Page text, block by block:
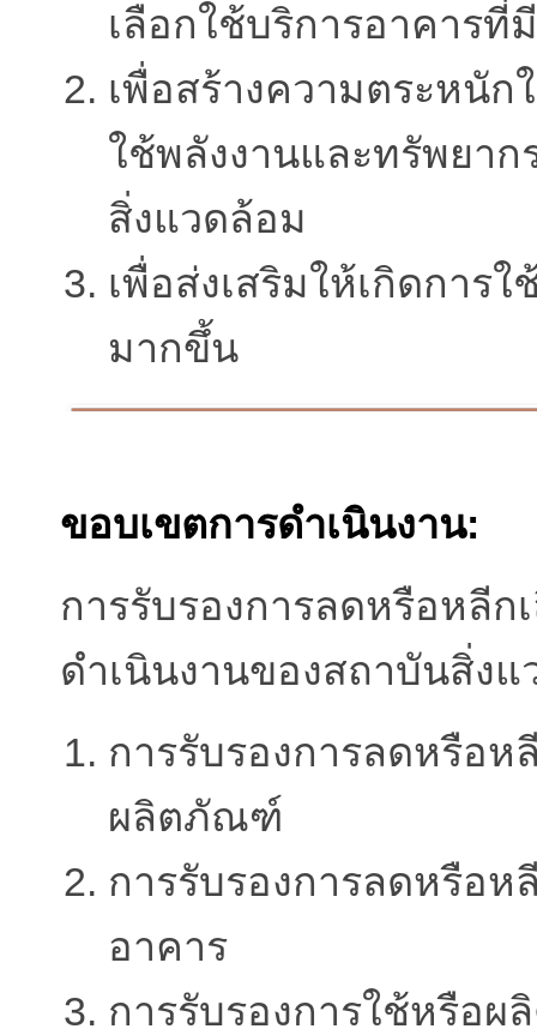
เลือกใช้บริการอาคาร
เพื่อสร้างความตระหนั
ใช้พลังงานและทรัพยา
สิ่งแวดล้อม
เพื่อส่งเสริมให้เกิดการ
มากขึ้น
ขอบเขตการดำเนินงาน:
การรับรองการลดหรือหลีก
ดำเนินงานของสถาบันสิ่ง
การรับรองการลดหรือห
ผลิตภัณฑ์
การรับรองการลดหรือห
อาคาร
การรับรองการใช้หรือผ